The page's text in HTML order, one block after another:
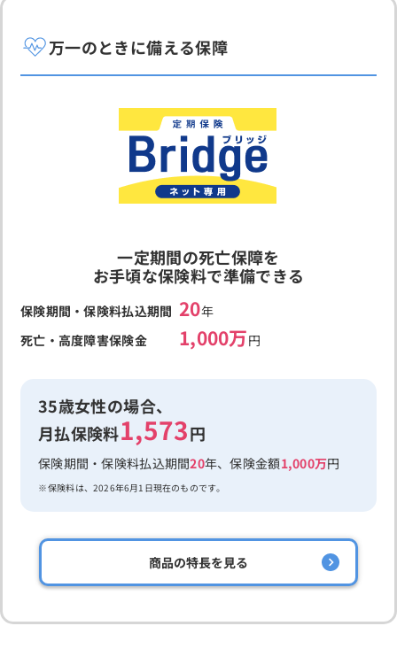
万一のときに備える保障
一定期間の死亡保障を
お手頃な保険料で準備できる
保険期間・保険料払込期間 20年
死亡・高度障害保険金
1,000万円
35歳女性の場合、
月払保険料1,573円
保険期間・保険料払込期間20年、保険金額1,000万円
保険料は、2026年6月1日現在のものです。
商品の特長を見る